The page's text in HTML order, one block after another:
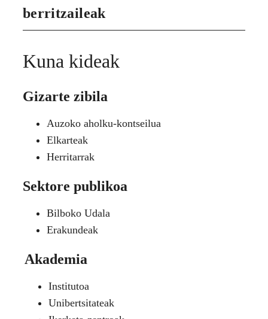
berritzaileak
Kuna kideak
Gizarte zibila
Auzoko aholku-kontseilua
Elkarteak
Herritarrak
Sektore publikoa
Bilboko Udala
Erakundeak
Akademia
Institutoa
Unibertsitateak